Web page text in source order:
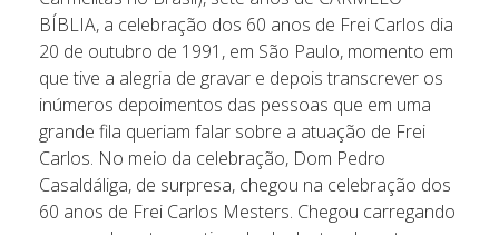
BÍBLIA, a celebração dos 60 anos de Frei Carlos dia
20 de outubro de 1991, em São Paulo, momento em
que tive a alegria de gravar e depois transcrever os
inúmeros depoimentos das pessoas que em uma
grande fila queriam falar sobre a atuação de Frei
Carlos. No meio da celebração, Dom Pedro
Casaldáliga, de surpresa, chegou na celebração dos
60 anos de Frei Carlos Mesters. Chegou carregando